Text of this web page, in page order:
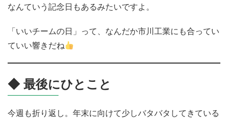
なんていう記念日もあるみたいですよ。
「いいチームの日」って、なんだか市川工業にも合ってい
ていい響きだね
◆ 最後にひとこと
今週も折り返し。年末に向けて少しバタバタしてきている